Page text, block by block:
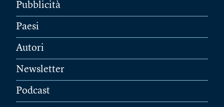
Pubblicità
Paesi
Autori
Newsletter
Podcast